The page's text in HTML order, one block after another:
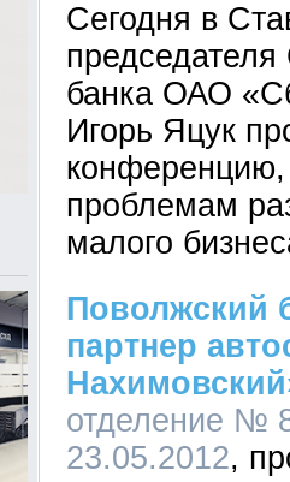
Сегодня в
председателя
банка ОАО
Игорь Яцук
проблемам
малого
Поволжский
партнер
отделение №
23.05.2012